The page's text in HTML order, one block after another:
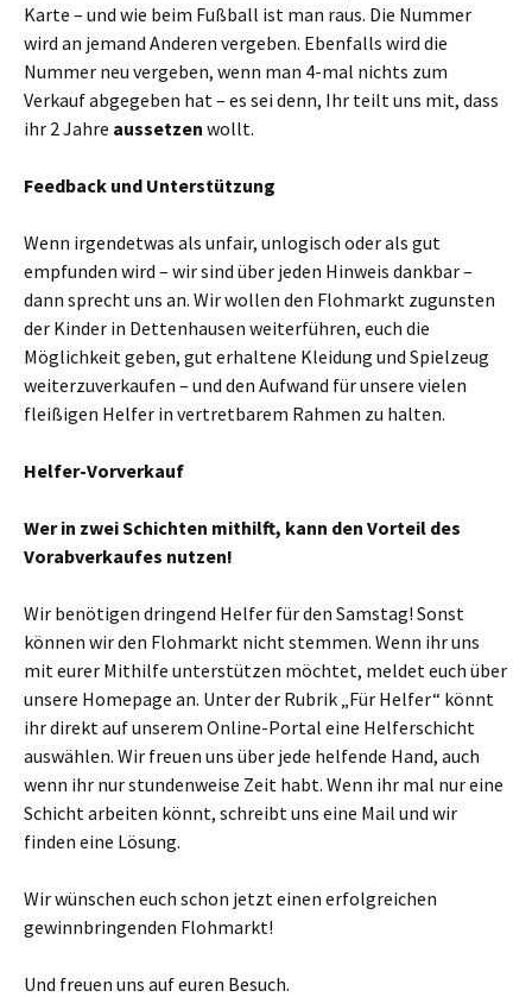
Karte – und wie beim Fußball ist man raus. Die Nummer
wird an jemand Anderen vergeben. Ebenfalls wird die
Nummer neu vergeben, wenn man 4-mal nichts zum
Verkauf abgegeben hat – es sei denn, Ihr teilt uns mit, dass
ihr 2 Jahre aussetzen wollt.
Feedback und Unterstützung
Wenn irgendetwas als unfair, unlogisch oder als gut
empfunden wird – wir sind über jeden Hinweis dankbar –
dann sprecht uns an. Wir wollen den Flohmarkt zugunsten
der Kinder in Dettenhausen weiterführen, euch die
Möglichkeit geben, gut erhaltene Kleidung und Spielzeug
weiterzuverkaufen – und den Aufwand für unsere vielen
fleißigen Helfer in vertretbarem Rahmen zu halten.
Helfer-Vorverkauf
Wer in zwei Schichten mithilft, kann den Vorteil des
Vorabverkaufes nutzen!
Wir benötigen dringend Helfer für den Samstag! Sonst
können wir den Flohmarkt nicht stemmen. Wenn ihr uns
mit eurer Mithilfe unterstützen möchtet, meldet euch über
unsere Homepage an. Unter der Rubrik „Für Helfer“ könnt
ihr direkt auf unserem Online-Portal eine Helferschicht
auswählen. Wir freuen uns über jede helfende Hand, auch
wenn ihr nur stundenweise Zeit habt. Wenn ihr mal nur eine
Schicht arbeiten könnt, schreibt uns eine Mail und wir
finden eine Lösung.
Wir wünschen euch schon jetzt einen erfolgreichen
gewinnbringenden Flohmarkt!
Und freuen uns auf euren Besuch.